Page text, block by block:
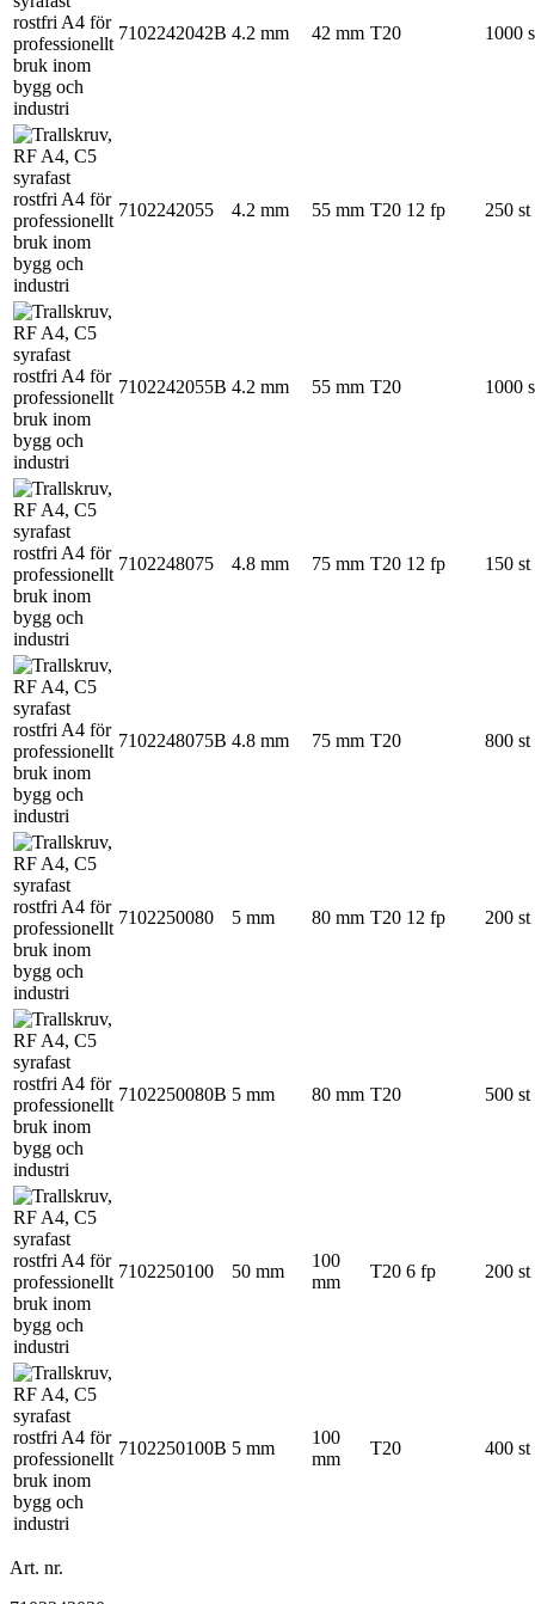
7102242042B 4.2 mm 42 mm T20 1000
7102242055 4.2 mm 55 mm T20 12 fp 250 st
7102242055B 4.2 mm 55 mm T20 1000
7102248075 4.8 mm 75 mm T20 12 fp 150 st
7102248075B 4.8 mm 75 mm T20 800 st
7102250080 5 mm 80 mm T20 12 fp 200 st
7102250080B 5 mm 80 mm T20 500 st
7102250100 50 mm
100
mm
T20 6 fp 200 st
7102250100B 5 mm
100
mm
T20 400 st
Art. nr.